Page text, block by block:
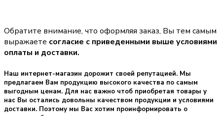
Обратите внимание, что оформляя заказ, Вы тем самым
выражаете согласие с приведенными выше условиями
оплаты и доставки.
Наш интернет-магазин дорожит своей репутацией. Мы
предлагаем Вам продукцию высокого качества по самым
выгодным ценам. Для нас важно чтоб приобретая товары у
нас Вы остались довольны качеством продукции и условиями
доставки. Поэтому мы Вас хотим проинформировать о